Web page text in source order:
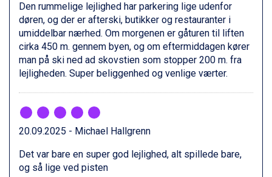
Sauze dOulx fra DKK 4.045
Alleghe fra DKK 5.595
Bad Gastein fra DKK 4.195
Arabba fra DKK 7.045
La Thuile fra DKK 4.595
Val Thorens fra DKK 5.395
Cervinia fra DKK 5.295
Bad Hofgastein fra DKK 5.495
Passo Tonale fra DKK 3.795
Champoluc fra DKK 3.795
Sestriere fra DKK 4.395
Den rummelige lejlighed har parkering lige udenfor
døren, og der er afterski, butikker og restauranter i
umiddelbar nærhed. Om morgenen er gåturen til liften
cirka 450 m. gennem byen, og om eftermiddagen kører
man på ski ned ad skovstien som stopper 200 m. fra
lejligheden. Super beliggenhed og venlige værter.
20.09.2025 - Michael Hallgrenn
Det var bare en super god lejlighed, alt spillede bare,
og så lige ved pisten